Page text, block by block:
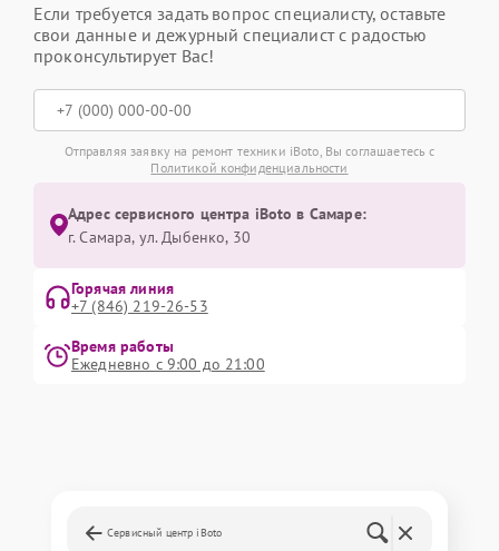
Если требуется задать вопрос специалисту, оставьте
свои данные и дежурный специалист с радостью
проконсультирует Вас!
Отправляя заявку на ремонт техники iBoto, Вы соглашаетесь с
Политикой конфиденциальности
Адрес сервисного центра iBoto в Самаре:
г. Самара, ул. Дыбенко, 30
Горячая линия
+7 (846) 219-26-53
Время работы
Ежедневно с 9:00 до 21:00
Сервисный центр iBoto